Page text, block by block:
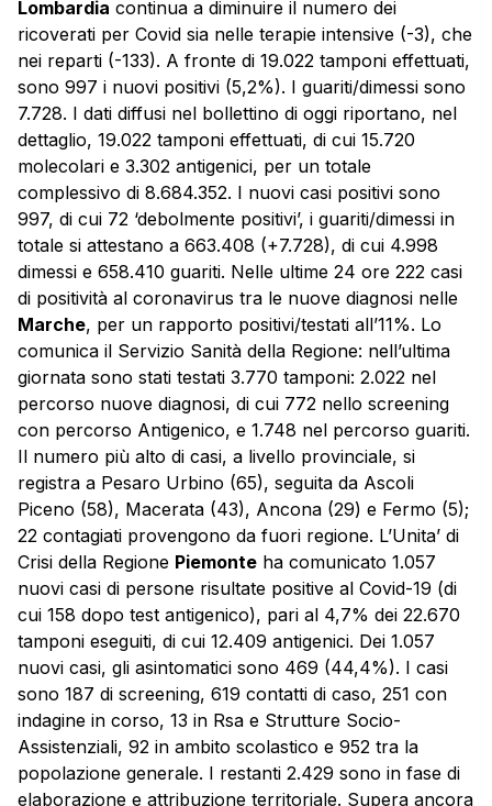
Lombardia continua a diminuire il numero dei
ricoverati per Covid sia nelle terapie intensive (-3), che
nei reparti (-133). A fronte di 19.022 tamponi effettuati,
sono 997 i nuovi positivi (5,2%). I guariti/dimessi sono
7.728. I dati diffusi nel bollettino di oggi riportano, nel
dettaglio, 19.022 tamponi effettuati, di cui 15.720
molecolari e 3.302 antigenici, per un totale
complessivo di 8.684.352. I nuovi casi positivi sono
997, di cui 72 ‘debolmente positivi’, i guariti/dimessi in
totale si attestano a 663.408 (+7.728), di cui 4.998
dimessi e 658.410 guariti. Nelle ultime 24 ore 222 casi
di positività al coronavirus tra le nuove diagnosi nelle
Marche, per un rapporto positivi/testati all’11%. Lo
comunica il Servizio Sanità della Regione: nell’ultima
giornata sono stati testati 3.770 tamponi: 2.022 nel
percorso nuove diagnosi, di cui 772 nello screening
con percorso Antigenico, e 1.748 nel percorso guariti.
Il numero più alto di casi, a livello provinciale, si
registra a Pesaro Urbino (65), seguita da Ascoli
Piceno (58), Macerata (43), Ancona (29) e Fermo (5);
22 contagiati provengono da fuori regione. L’Unita’ di
Crisi della Regione Piemonte ha comunicato 1.057
nuovi casi di persone risultate positive al Covid-19 (di
cui 158 dopo test antigenico), pari al 4,7% dei 22.670
tamponi eseguiti, di cui 12.409 antigenici. Dei 1.057
nuovi casi, gli asintomatici sono 469 (44,4%). I casi
sono 187 di screening, 619 contatti di caso, 251 con
indagine in corso, 13 in Rsa e Strutture Socio-
Assistenziali, 92 in ambito scolastico e 952 tra la
popolazione generale. I restanti 2.429 sono in fase di
elaborazione e attribuzione territoriale. Supera ancora